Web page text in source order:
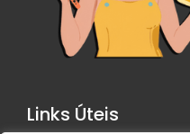
Links Úteis